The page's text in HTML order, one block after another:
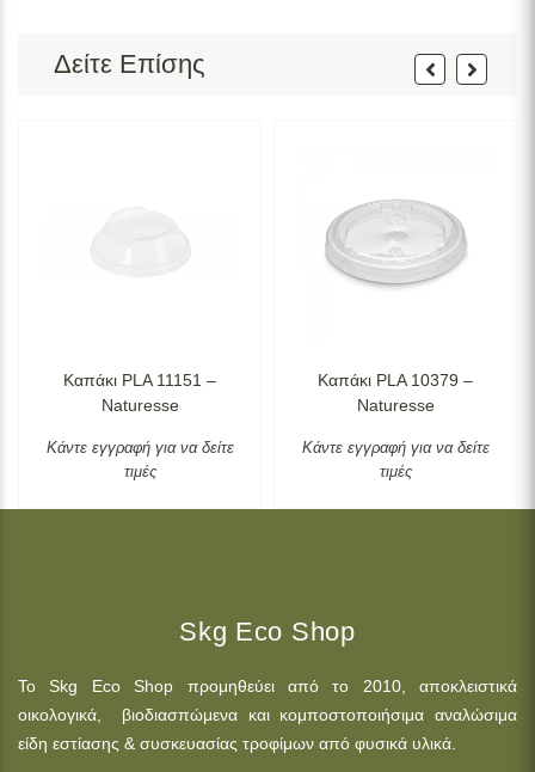
Δείτε Επίσης
Καπάκι PLA 11151 –
Naturesse
Κάντε εγγραφή για να δείτε
τιμές
Καπάκι PLA 10379 –
Naturesse
Κάντε εγγραφή για να δείτε
τιμές
Skg Eco Shop
Το Skg Eco Shop προμηθεύει από το 2010, αποκλειστικά
οικολογικά, βιοδιασπώμενα και κομποστοποιήσιμα αναλώσιμα
είδη εστίασης & συσκευασίας τροφίμων από φυσικά υλικά.